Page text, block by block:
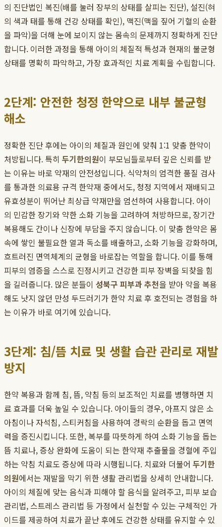
의 진단법인 복진(배를 눌러 장부의 상태를 살피는 진단), 설진(혀
의 색과 태를 통해 건강 상태를 확인), 맥진(맥을 짚어 기혈의 순환
을 파악)을 더해 눈에 보이지 않는 몸속의 문제까지 정확하게 진단
합니다. 이러한 과정을 통해 아이의 체질적 특성과 현재의 불균형
상태를 명확히 파악하고, 가장 효과적인 치료 계획을 수립합니다.
2단계: 안전한 청정 한약으로 내부 불균형
해소
정확한 진단 후에는 아이의 체질과 원인에 맞춰 1:1 맞춤 한약이
처방됩니다. 특히 두기한의원이 부모님들로부터 깊은 신뢰를 받
는 이유는 바로 약재의 안전성입니다. 식약처의 엄격한 품질 검사
를 통과한 의료용 규격 한약재 중에서도, 청정 지역에서 재배되고
유효성분이 뛰어난 최상급 약재만을 엄선하여 사용합니다. 아이
의 민감한 장기와 약한 소화 기능을 고려하여 처방하므로, 장기간
복용해도 간이나 신장에 부담을 주지 않습니다. 이 맞춤 한약은 몸
속에 쌓인 불필요한 열과 독소를 배출하고, 소화 기능을 강화하며,
흐트러진 면역체계의 균형을 바로잡는 역할을 합니다. 이를 통해
피부의 염증을 스스로 진정시키고 건강한 피부 장벽을 되찾을 힘
을 길러줍니다. 많은 분들이 성북구 피부과 추천을 받아 약을 복용
해도 낫지 않던 만성 두드러기가 한약 치료 후 호전되는 경험을 하
는 이유가 바로 여기에 있습니다.
3단계: 침/뜸 치료 및 생활 습관 관리로 재발
방지
한약 복용과 함께 침, 뜸, 약침 등의 보조적인 치료를 병행하면 치
료 효과를 더욱 높일 수 있습니다. 아이들의 경우, 아프지 않은 소
아침이나 자석침, 스티커침을 사용하여 경락의 순환을 돕고 면역
력을 증진시킵니다. 또한, 복부를 따뜻하게 하여 소화 기능을 돕는
뜸 치료나, 증상 완화에 도움이 되는 한약재 추출물을 경혈에 주입
하는 약침 치료도 증상에 따라 시행됩니다. 치료와 더불어 두기한
의원에서는 재발을 막기 위한 생활 관리법을 상세히 안내합니다.
아이의 체질에 맞는 음식과 피해야 할 음식을 알려주고, 피부 보습
관리법, 스트레스 관리법 등 가정에서 실천할 수 있는 구체적인 가
이드를 제공하여 치료가 끝난 후에도 건강한 상태를 유지할 수 있